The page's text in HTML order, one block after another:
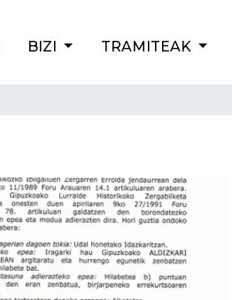
BIZI TRAMITEAK